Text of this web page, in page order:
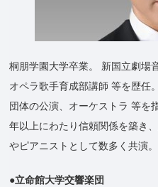
桐朋学園大学卒業。 新国立劇場
オペラ歌手育成部講師 等を歴任
団体の公演、オーケストラ 等を
年以上にわたり信頼関係を築き
やピアニストとして数多く共演。
●立命館大学交響楽団